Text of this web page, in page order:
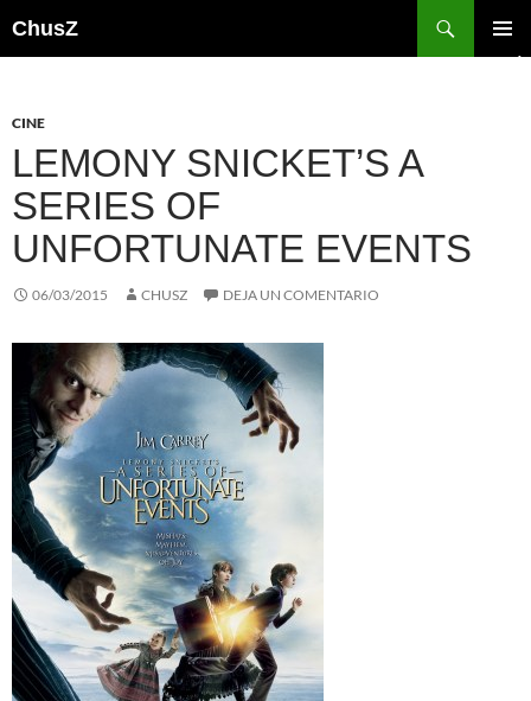
ChusZ
CINE
LEMONY SNICKET’S A
SERIES OF
UNFORTUNATE EVENTS
06/03/2015 CHUSZ DEJA UN COMENTARIO